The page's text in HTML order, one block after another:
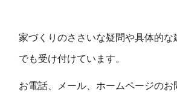
家づくりのささいな疑問や具体的な
でも受け付けています。
お電話、メール、ホームページのお